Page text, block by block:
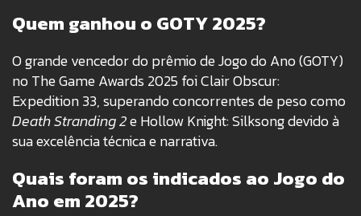
Quem ganhou o GOTY 2025?
O grande vencedor do prêmio de Jogo do Ano (GOTY)
no The Game Awards 2025 foi Clair Obscur:
Expedition 33, superando concorrentes de peso como
Death Stranding 2e Hollow Knight: Silksong devido à
sua excelência técnica e narrativa.
Quais foram os indicados ao Jogo do
Ano em 2025?